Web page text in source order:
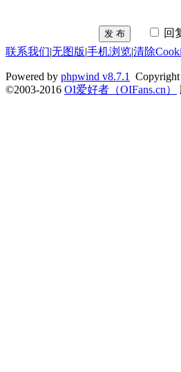
发 布
回
联系我们|无图版|手机浏览|清除
Powered by phpwind v8.7.1
©2003-2016 OI爱好者（OIFans.cn）